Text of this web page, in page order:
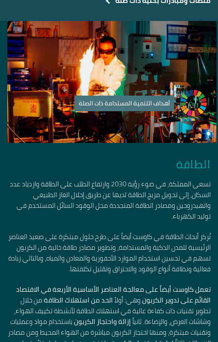
أهداف التنمية المستدامة ذات الصلة
الطاقة
تسعى المملكة، في ضوء رؤية 2030 وارتفاع الطلب على الطاقة وازدياد عدد
السكان، إلى تحويل مزيج الطاقة لديها عن طريق إحلال الغاز الطبيعي
والهيدروجين ومصادر الطاقة المتجددة محل الوقود السائل المستخدم في
توليد الكهرباء.
تُركز أبحاث الطاقة في كاوست أيضاً على طرح حلول مبتكرة على صعيد العناصر
الرئيسية للمدن الذكية والمستدامة، وتطوير مصادر طاقة خالية من الكربون
تسهم في تحسين استخدام الموارد الأحفورية والمعادن والمياه، وبالتالي زيادة
فعالية ونظافة أنواع الوقود والاحتراق وتقليل تكلفتها.
تعمل كاوست أيضاً على معالجة العناصر الأساسية الأربعة في الاقتصاد
القائم على تدوير الكربونوهي: أولاًالحد من استهلاك الطاقةمن خلال
تطوير تقنيات ذات كفاءة عالية في استهلاك الطاقة لأنشطة تكييف الهواء،
وشاشات العرض، والإضاءة. ثانياًإزالة واحتجاز الكربونباستخدام مواد وعمليات
وتقنيات مبتكرة، ومنها احتجاز الكربون مباشرة من الهواء المحيط ومن مصادر